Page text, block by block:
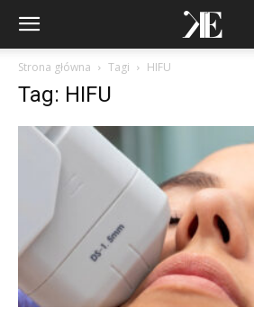
Strona główna Tagi HIFU
Tag: HIFU